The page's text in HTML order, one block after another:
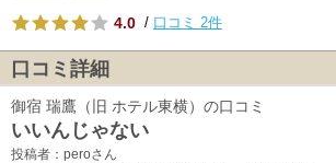
4.0 / 口コミ 2件
口コミ詳細
御宿 瑞鷹（旧 ホテル東横）の口コミ
いいんじゃない
投稿者：peroさん